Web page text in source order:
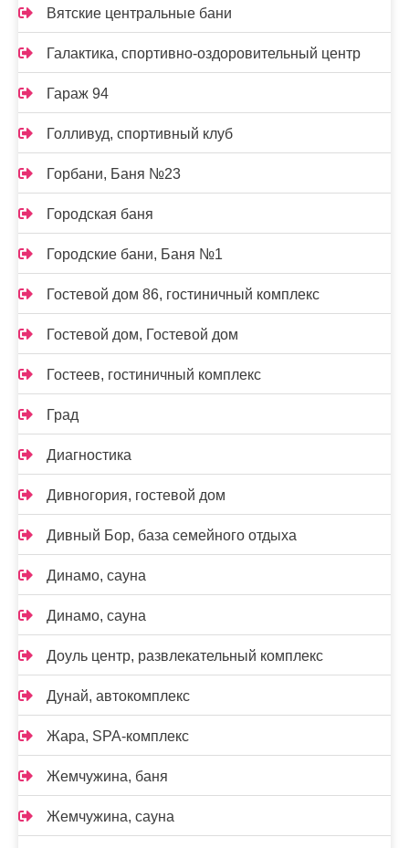
Вятские центральные бани
Галактика, спортивно-оздоровительный центр
Гараж 94
Голливуд, спортивный клуб
Горбани, Баня №23
Городская баня
Городские бани, Баня №1
Гостевой дом 86, гостиничный комплекс
Гостевой дом, Гостевой дом
Гостеев, гостиничный комплекс
Град
Диагностика
Дивногория, гостевой дом
Дивный Бор, база семейного отдыха
Динамо, сауна
Динамо, сауна
Доуль центр, развлекательный комплекс
Дунай, автокомплекс
Жара, SPA-комплекс
Жемчужина, баня
Жемчужина, сауна